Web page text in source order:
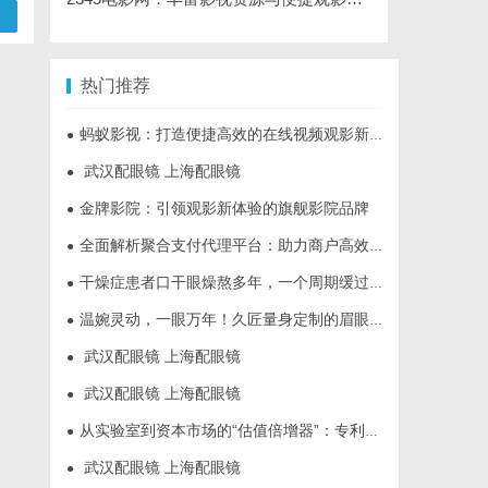
热门推荐
● 蚂蚁影视：打造便捷高效的在线视频观影新体验
● 武汉配眼镜 上海配眼镜
● 金牌影院：引领观影新体验的旗舰影院品牌
● 全面解析聚合支付代理平台：助力商户高效管理多渠道支付
● 干燥症患者口干眼燥熬多年，一个周期缓过来？老中医：一张辨证方对症，身体找回津液
● 温婉灵动，一眼万年！久匠量身定制的眉眼唇，才是你整张脸的点睛之笔！淡颜系女生的气质加分项
● 武汉配眼镜 上海配眼镜
● 武汉配眼镜 上海配眼镜
● 从实验室到资本市场的“估值倍增器”：专利律师如何重塑硬科技企业的融资逻辑
● 武汉配眼镜 上海配眼镜